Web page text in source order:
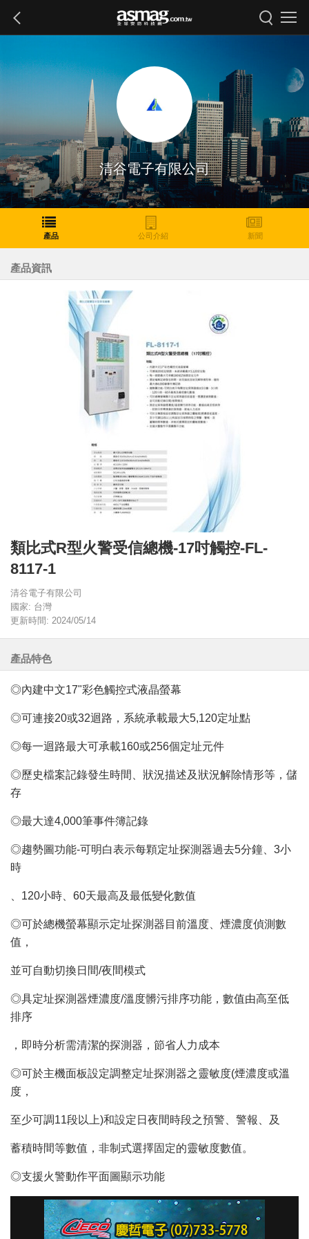
清谷電子有限公司
產品 公司介紹 新聞
產品資訊
類比式R型火警受信總機-17吋觸控-FL-
8117-1
清谷電子有限公司
國家: 台灣
更新時間: 2024/05/14
產品特色
◎內建中文17"彩色觸控式液晶螢幕
◎可連接20或32迴路，系統承載最大5,120定址點
◎每一迴路最大可承載160或256個定址元件
◎歷史檔案記錄發生時間、狀況描述及狀況解除情形等，儲
存
◎最大達4,000筆事件簿記錄
◎趨勢圖功能-可明白表示每顆定址探測器過去5分鐘、3小
時
、120小時、60天最高及最低變化數值
◎可於總機螢幕顯示定址探測器目前溫度、煙濃度偵測數
值，
並可自動切換日間/夜間模式
◎具定址探測器煙濃度/溫度髒污排序功能，數值由高至低
排序
，即時分析需清潔的探測器，節省人力成本
◎可於主機面板設定調整定址探測器之靈敏度(煙濃度或溫
度，
至少可調11段以上)和設定日夜間時段之預警、警報、及
蓄積時間等數值，非制式選擇固定的靈敏度數值。
◎支援火警動作平面圖顯示功能